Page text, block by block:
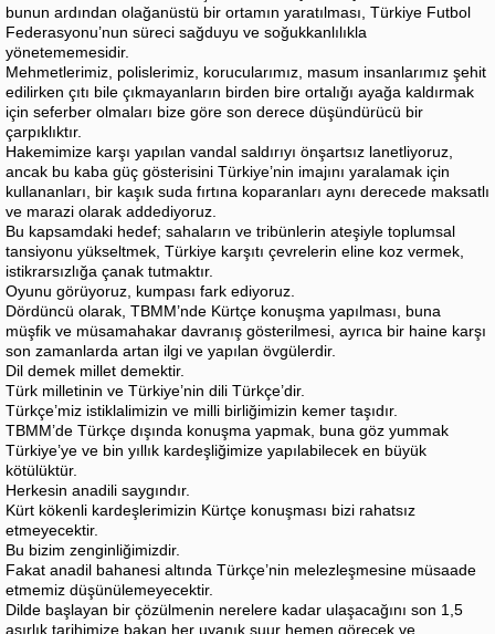
bunun ardından olağanüstü bir ortamın yaratılması, Türkiye Futbol
Federasyonu’nun süreci sağduyu ve soğukkanlılıkla
yönetememesidir.
Mehmetlerimiz, polislerimiz, korucularımız, masum insanlarımız şehit
edilirken çıtı bile çıkmayanların birden bire ortalığı ayağa kaldırmak
için seferber olmaları bize göre son derece düşündürücü bir
çarpıklıktır.
Hakemimize karşı yapılan vandal saldırıyı önşartsız lanetliyoruz,
ancak bu kaba güç gösterisini Türkiye’nin imajını yaralamak için
kullananları, bir kaşık suda fırtına koparanları aynı derecede maksatlı
ve marazi olarak addediyoruz.
Bu kapsamdaki hedef; sahaların ve tribünlerin ateşiyle toplumsal
tansiyonu yükseltmek, Türkiye karşıtı çevrelerin eline koz vermek,
istikrarsızlığa çanak tutmaktır.
Oyunu görüyoruz, kumpası fark ediyoruz.
Dördüncü olarak, TBMM’nde Kürtçe konuşma yapılması, buna
müşfik ve müsamahakar davranış gösterilmesi, ayrıca bir haine karşı
son zamanlarda artan ilgi ve yapılan övgülerdir.
Dil demek millet demektir.
Türk milletinin ve Türkiye’nin dili Türkçe’dir.
Türkçe’miz istiklalimizin ve milli birliğimizin kemer taşıdır.
TBMM’de Türkçe dışında konuşma yapmak, buna göz yummak
Türkiye’ye ve bin yıllık kardeşliğimize yapılabilecek en büyük
kötülüktür.
Herkesin anadili saygındır.
Kürt kökenli kardeşlerimizin Kürtçe konuşması bizi rahatsız
etmeyecektir.
Bu bizim zenginliğimizdir.
Fakat anadil bahanesi altında Türkçe’nin melezleşmesine müsaade
etmemiz düşünülemeyecektir.
Dilde başlayan bir çözülmenin nerelere kadar ulaşacağını son 1,5
asırlık tarihimize bakan her uyanık şuur hemen görecek ve